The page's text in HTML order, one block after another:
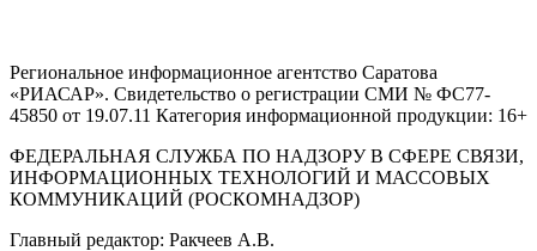
Региональное информационное агентство Саратова
«РИАСАР». Свидетельство о регистрации СМИ № ФС77-
45850 от 19.07.11 Категория информационной продукции: 16+
ФЕДЕРАЛЬНАЯ СЛУЖБА ПО НАДЗОРУ В СФЕРЕ СВЯЗИ,
ИНФОРМАЦИОННЫХ ТЕХНОЛОГИЙ И МАССОВЫХ
КОММУНИКАЦИЙ (РОСКОМНАДЗОР)
Главный редактор: Ракчеев А.В.